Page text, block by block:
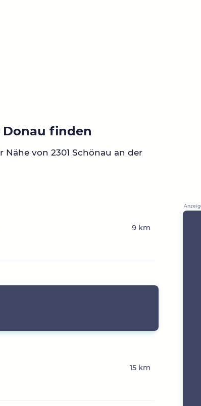
Donau finden
von 2301 Schönau an der
9 km
15 km